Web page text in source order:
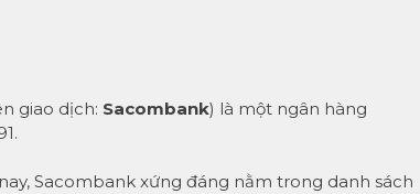
giao dịch: Sacombank) là một ngân hàng
Sacombank xứng đáng nằm trong danh sách